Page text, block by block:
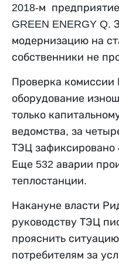
2018-м
GREEN ENERGY Q.
модернизацию на
собственники не
Проверка комиссии
оборудование
только
ведомства, за
ТЭЦ зафиксировано
Еще 532 аварии
теплостанции.
Накануне власти
руководству ТЭЦ
прояснить
потребителям за